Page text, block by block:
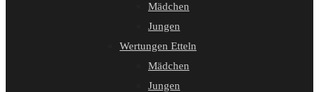
Mädchen
Jungen
Wertungen Etteln
Mädchen
Jungen